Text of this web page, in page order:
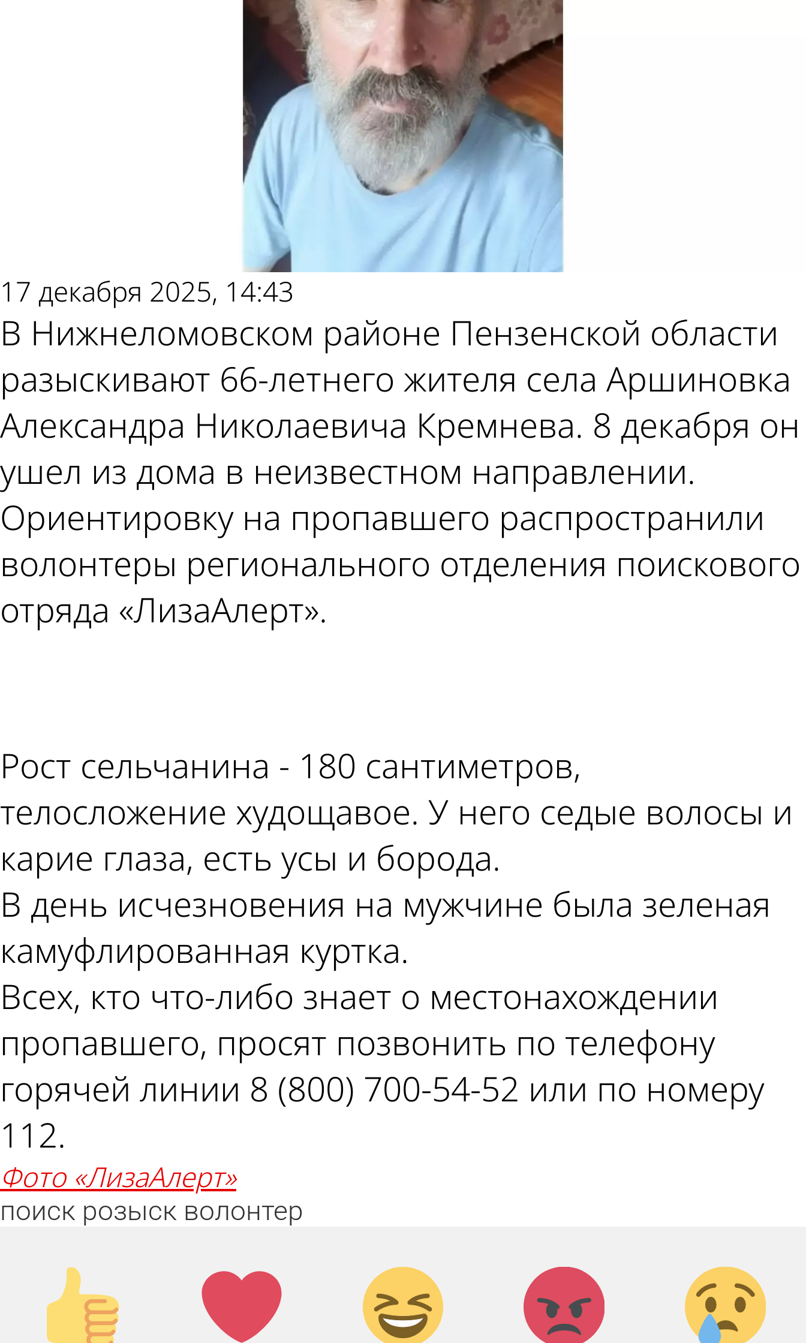
17 декабря 2025, 14:43
В Нижнеломовском районе Пензенской области
разыскивают 66-летнего жителя села Аршиновка
Александра Николаевича Кремнева. 8 декабря он
ушел из дома в неизвестном направлении.
Ориентировку на пропавшего распространили
волонтеры регионального отделения поискового
отряда «ЛизаАлерт».
Рост сельчанина - 180 сантиметров,
телосложение худощавое. У него седые волосы и
карие глаза, есть усы и борода.
В день исчезновения на мужчине была зеленая
камуфлированная куртка.
Всех, кто что-либо знает о местонахождении
пропавшего, просят позвонить по телефону
горячей линии 8 (800) 700-54-52 или по номеру
112.
фото «ЛизаАлерт»
поиск розыск волонтер
Палец
Лайк!
Дикий
Агрессия!
Грусть